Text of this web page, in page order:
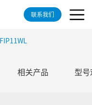
联系我们
FIP11WL
相关产品 型号